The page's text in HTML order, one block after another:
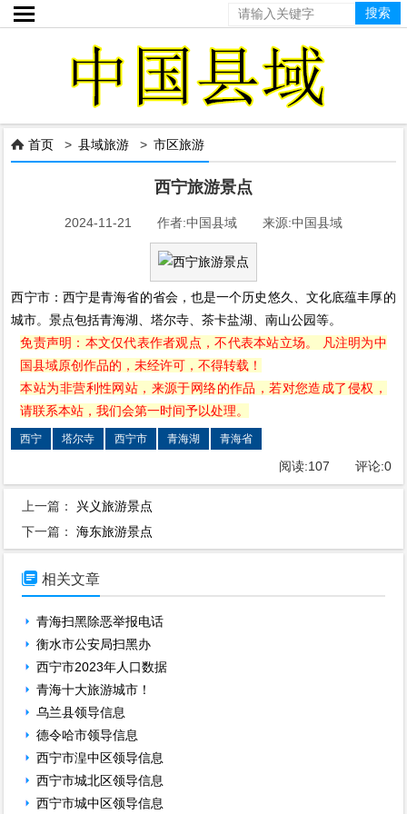

 首页 >县域旅游 >市区旅游
西宁旅游景点
2024-11-21 作者:中国县域 来源:中国县域
西宁市：西宁是青海省的省会，也是一个历史悠久、文化底蕴丰厚的
城市。景点包括青海湖、塔尔寺、茶卡盐湖、南山公园等。
免责声明：本文仅代表作者观点，不代表本站立场。 凡注明为中
国县域原创作品的，未经许可，不得转载！
本站为非营利性网站，来源于网络的作品，若对您造成了侵权，
请联系本站，我们会第一时间予以处理。
西宁 塔尔寺 西宁市 青海湖 青海省
阅读:107 评论:0
上一篇： 兴义旅游景点
下一篇：海东旅游景点
 相关文章
青海扫黑除恶举报电话
衡水市公安局扫黑办
西宁市2023年人口数据
青海十大旅游城市！
乌兰县领导信息
德令哈市领导信息
西宁市湟中区领导信息
西宁市城北区领导信息
西宁市城中区领导信息